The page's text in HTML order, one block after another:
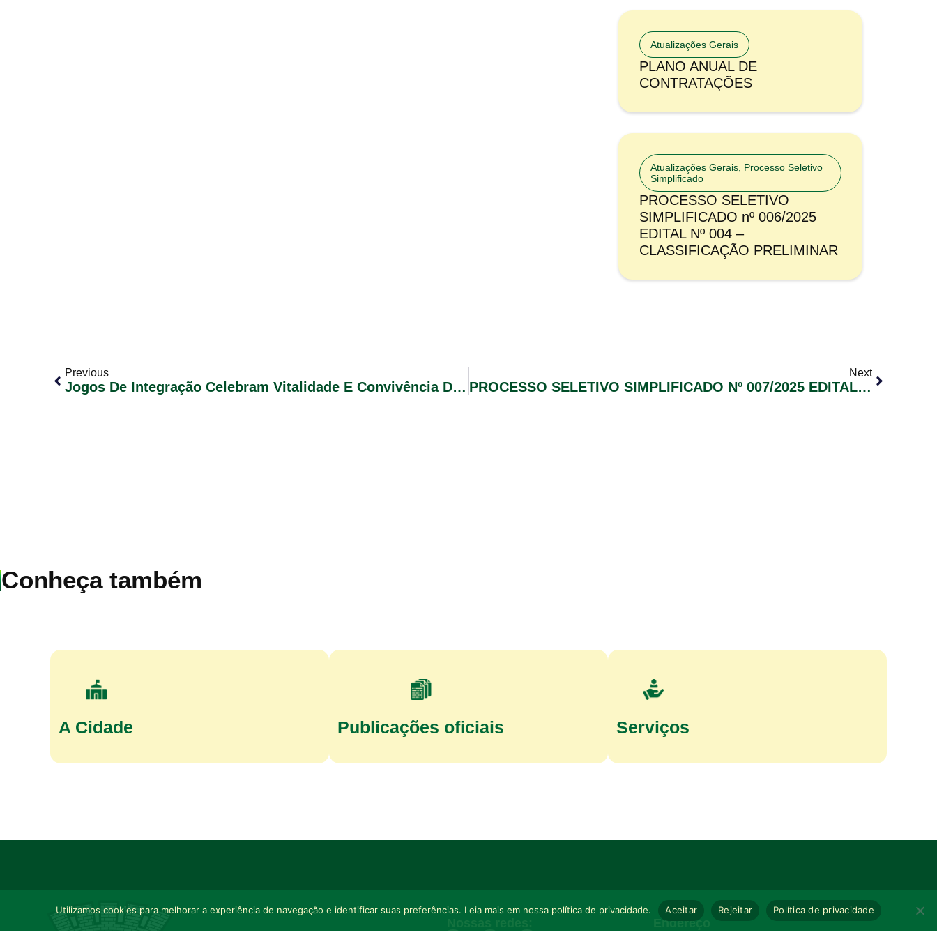
Atualizações Gerais
PLANO ANUAL DE
CONTRATAÇÕES
Atualizações Gerais Processo Seletivo
Simplificado
PROCESSO SELETIVO
SIMPLIFICADO nº 006/2025
EDITAL Nº 004 –
CLASSIFICAÇÃO PRELIMINAR
Previous
Jogos De Integração Celebram Vitalidade E Convivência Dos Idosos
Next
PROCESSO SELETIVO SIMPLIFICADO Nº 007/2025 EDITAL Nº003 HOMOLOGAÇÃO FINAL DAS INSCRIÇÕES
Conheça também
A Cidade Publicações oficiais Serviços
Endereço
Utilizamos cookies para melhorar a experiência de navegação e identificar suas preferências. Leia mais em nossa política de privacidade. Aceitar Rejeitar Política de privacidade